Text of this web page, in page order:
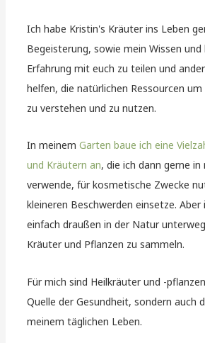
Ich habe Kristin's Kräuter ins Leben
Begeisterung, sowie mein Wissen und
Erfahrung mit euch zu teilen und
helfen, die natürlichen Ressourcen
zu verstehen und zu nutzen.
In meinemGarten baue ich eine
und Kräutern an, die ich dann gerne in
verwende, für kosmetische Zwecke
kleineren Beschwerden einsetze. Aber
einfach draußen in der Natur
Kräuter und Pflanzen zu sammeln.
Für mich sind Heilkräuter und -
Quelle der Gesundheit, sondern auch
meinem täglichen Leben.